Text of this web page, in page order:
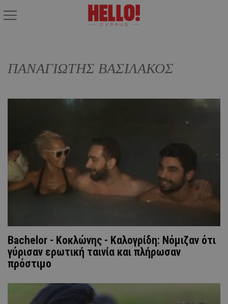
ΠΑΝΑΓΙΩΤΗΣ ΒΑΣΙΛΑΚΟΣ
Bachelor - Κοκλώνης - Καλογρίδη: Νόμιζαν ότι
γύρισαν ερωτική ταινία και πλήρωσαν
πρόστιμο